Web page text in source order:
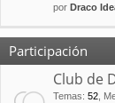
por Draco
Participación
Club de
Temas: 52